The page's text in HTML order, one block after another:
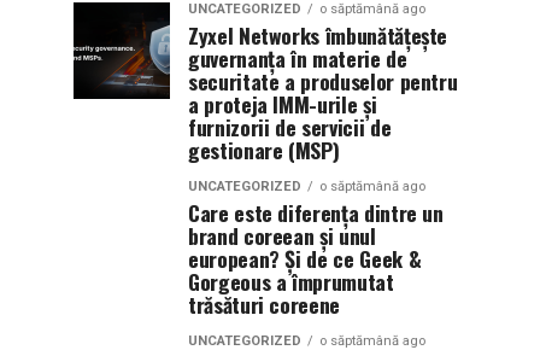
UNCATEGORIZED o săptămână ago
Zyxel Networks îmbunătățește
guvernanța în materie de
securitate a produselor pentru
a proteja IMM-urile și
furnizorii de servicii de
gestionare (MSP)
UNCATEGORIZED o săptămână ago
Care este diferența dintre un
brand coreean și unul
european? Și de ce Geek &
Gorgeous a împrumutat
trăsături coreene
UNCATEGORIZED o săptămână ago